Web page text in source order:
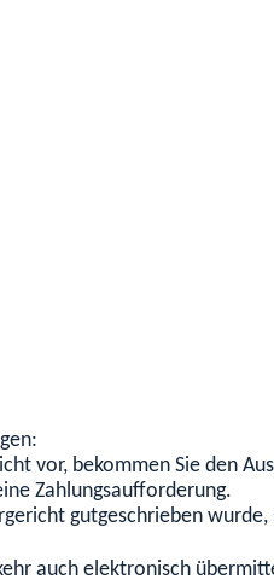
vor, bekommen Sie den
Zahlungsaufforderung.
gutgeschrieben
auch elektronisch